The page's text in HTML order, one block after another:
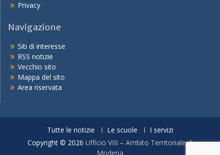
Privacy
Navigazione
Siti di interesse
RSS notizie
Vecchio sito
Mappa del sito
Area riservata
Tutte le notizie Le scuole
I servizi
Copyright © 2026 Ufficio VIII – Ambito Territoriale di
Modena